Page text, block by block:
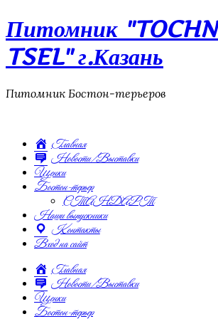
Питомник
TSEL" г.Казань
Питомник Бостон-терьеров
Главная
Новости/Выставки
Щенки
Бостон-терьер
СТАНДАРТ
Наши выпускники
Контакты
Вход на сайт
Главная
Новости/Выставки
Щенки
Бостон-терьер